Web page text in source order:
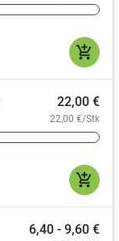
add_shopping_cart
22,00 €
22,00 €/Stk
add_shopping_cart
6,40 - 9,60 €